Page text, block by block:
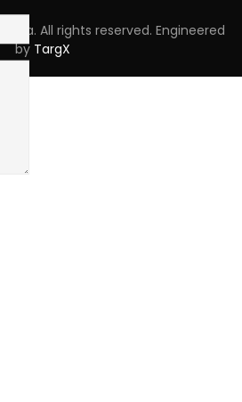
Lda. All rights reserved. Engineered
by TargX